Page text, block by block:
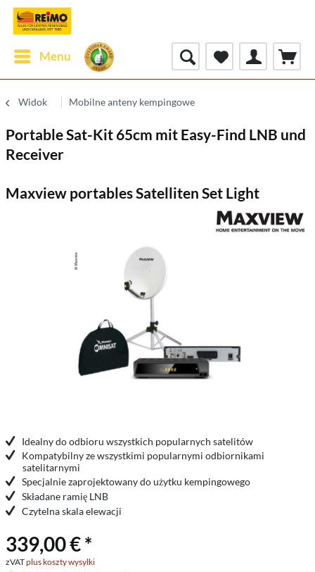
Menu
Widok Mobilne anteny kempingowe
Portable Sat-Kit 65cm mit Easy-Find LNB und
Receiver
Maxview portables Satelliten Set Light
Idealny do odbioru wszystkich popularnych satelitów
Kompatybilny ze wszystkimi popularnymi odbiornikami
satelitarnymi
Specjalnie zaprojektowany do użytku kempingowego
Składane ramię LNB
Czytelna skala elewacji
339,00 € *
zVATplus koszty wysyłki